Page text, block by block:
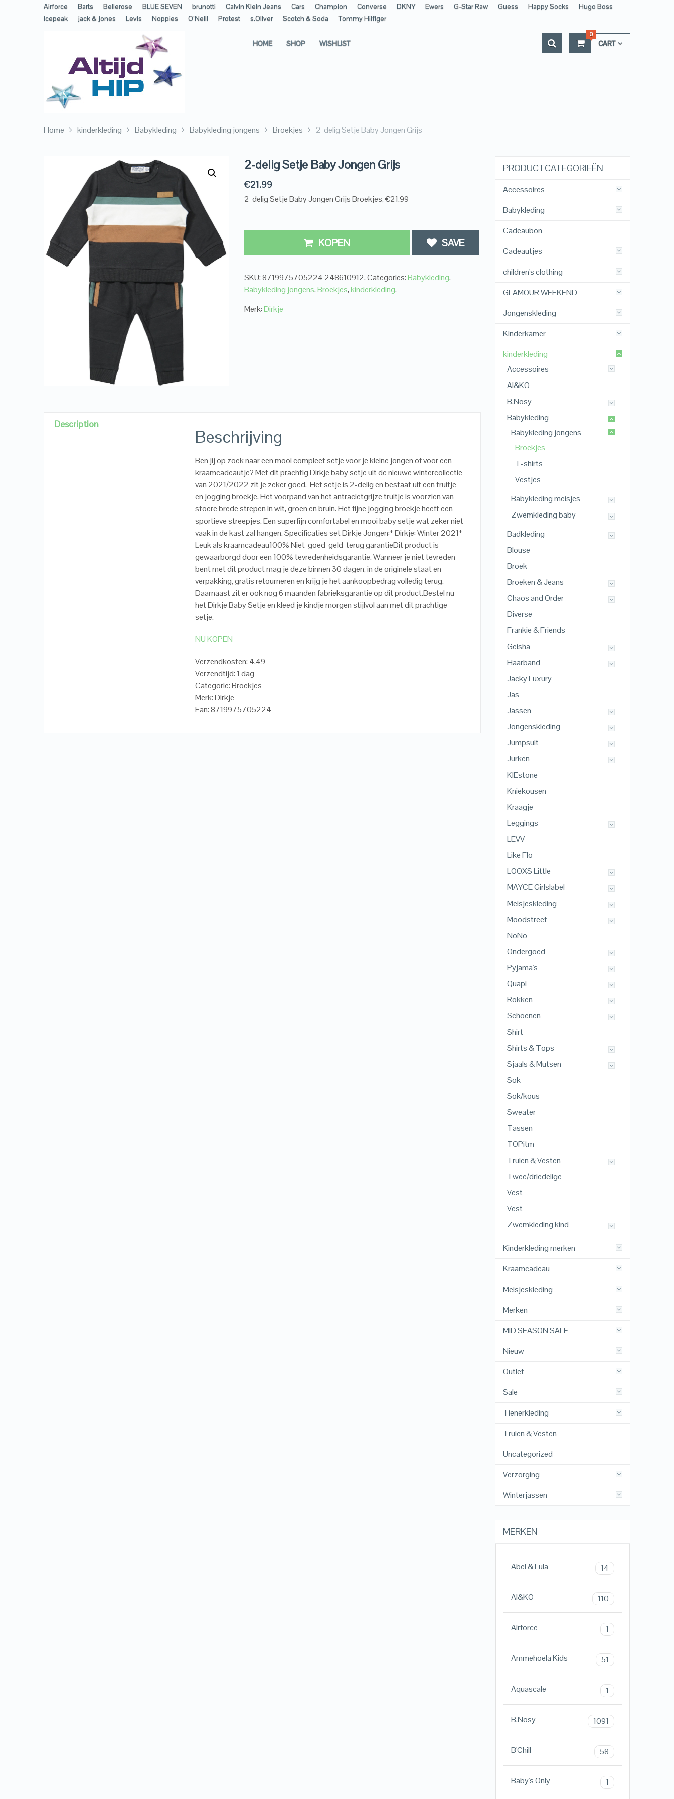
Airforce Barts Bellerose BLUE SEVEN brunotti Calvin Klein Jeans Cars Champion Converse DKNY Ewers G-Star Raw Guess Happy Socks
Hugo Boss
icepeak
jack & jones Levis Noppies O’Neill Protest s.Oliver Scotch & Soda Tommy Hilfiger
HOME SHOP WISHLIST CART
0
Home kinderkleding Babykleding Babykleding jongens Broekjes 2-delig Setje Baby Jongen Grijs
2-delig Setje Baby Jongen Grijs
€21.99
2-delig Setje Baby Jongen Grijs Broekjes, €21.99
KOPEN SAVE
SKU:8719975705224 248610912.Categories:Babykleding,
Babykleding jongens,Broekjes,kinderkleding.
Merk:Dirkje
Description
Beschrijving
Ben jij op zoek naar een mooi compleet setje voor je kleine jongen of voor een
kraamcadeautje? Met dit prachtig Dirkje baby setje uit de nieuwe wintercollectie
van 2021/2022 zit je zeker goed. Het setje is 2-delig en bestaat uit een truitje
en jogging broekje. Het voorpand van het antracietgrijze truitje is voorzien van
stoere brede strepen in wit, groen en bruin. Het fijne jogging broekje heeft een
sportieve streepjes. Een superfijn comfortabel en mooi baby setje wat zeker niet
vaak in de kast zal hangen. Specificaties set Dirkje Jongen:* Dirkje: Winter 2021*
Leuk als kraamcadeau100% Niet-goed-geld-terug garantieDit product is
gewaarborgd door een 100% tevredenheidsgarantie. Wanneer je niet tevreden
bent met dit product mag je deze binnen 30 dagen, in de originele staat en
verpakking, gratis retourneren en krijg je het aankoopbedrag volledig terug.
Daarnaast zit er ook nog 6 maanden fabrieksgarantie op dit product.Bestel nu
het Dirkje Baby Setje en kleed je kindje morgen stijlvol aan met dit prachtige
setje.
NU KOPEN
Verzendkosten: 4.49
Verzendtijd: 1 dag
Categorie: Broekjes
Merk: Dirkje
Ean: 8719975705224
PRODUCTCATEGORIEËN
Accessoires
Babykleding
Cadeaubon
Cadeautjes
children's clothing
GLAMOUR WEEKEND
Jongenskleding
Kinderkamer
kinderkleding
Accessoires
AI&KO
B.Nosy
Babykleding
Babykleding jongens
Broekjes
T-shirts
Vestjes
Babykleding meisjes
Zwemkleding baby
Badkleding
Blouse
Broek
Broeken & Jeans
Chaos and Order
Diverse
Frankie & Friends
Geisha
Haarband
Jacky Luxury
Jas
Jassen
Jongenskleding
Jumpsuit
Jurken
KIEstone
Kniekousen
Kraagje
Leggings
LEVV
Like Flo
LOOXS Little
MAYCE Girlslabel
Meisjeskleding
Moodstreet
NoNo
Ondergoed
Pyjama's
Quapi
Rokken
Schoenen
Shirt
Shirts & Tops
Sjaals & Mutsen
Sok
Sok/kous
Sweater
Tassen
TOPitm
Truien & Vesten
Twee/driedelige
Vest
Vest
Zwemkleding kind
Kinderkleding merken
Kraamcadeau
Meisjeskleding
Merken
MID SEASON SALE
Nieuw
Outlet
Sale
Tienerkleding
Truien & Vesten
Uncategorized
Verzorging
Winterjassen
MERKEN
Abel & Lula 14
AI&KO 110
Airforce 1
Ammehoela Kids 51
Aquascale 1
B.Nosy 1091
B'Chill 58
Baby's Only 1